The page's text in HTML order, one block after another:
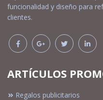
funcionalidad y diseño para
clientes.
ARTÍCULOS
Regalos publicitarios